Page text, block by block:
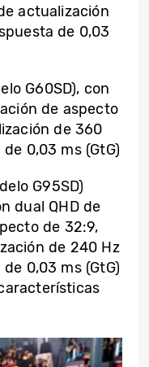
actualización
de 0,03
G60SD), con
de aspecto
de 360
0,03 ms (GtG)
G95SD)
dual QHD de
de 32:9,
de 240 Hz
0,03 ms (GtG)